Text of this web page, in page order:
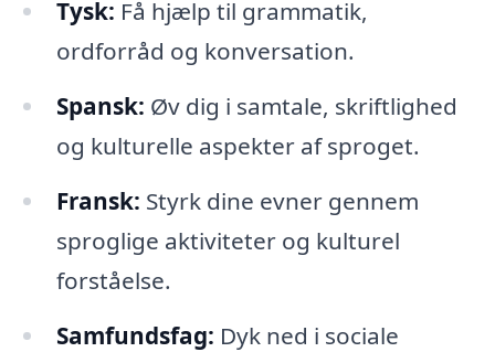
Tysk: Få hjælp til grammatik,
ordforråd og konversation.
Spansk: Øv dig i samtale, skriftlighed
og kulturelle aspekter af sproget.
Fransk: Styrk dine evner gennem
sproglige aktiviteter og kulturel
forståelse.
Samfundsfag: Dyk ned i sociale